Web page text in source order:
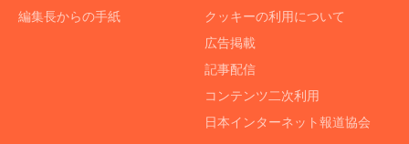
編集長からの手紙
クッキーの利用について
広告掲載
記事配信
コンテンツ二次利用
日本インターネット報道協会